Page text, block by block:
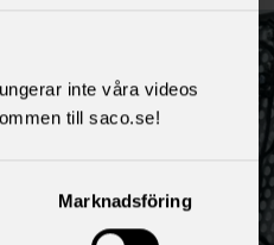
inte våra videos
till saco.se!
Marknadsföring